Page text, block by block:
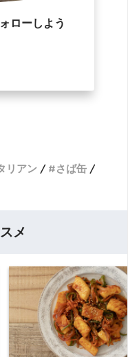
ローしよう
リアン
さば缶
メ